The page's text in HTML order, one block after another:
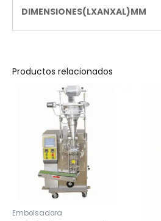
DIMENSIONES(LXANXAL)MM
Productos relacionados
Embolsadora